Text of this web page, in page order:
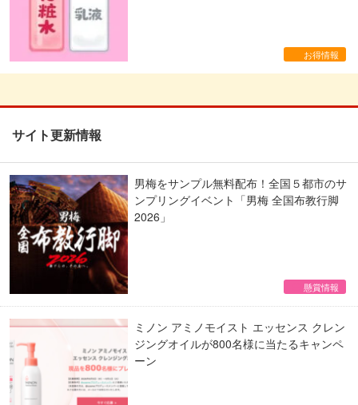
お得情報
サイト更新情報
男梅をサンプル無料配布！全国５都市のサ
ンプリングイベント「男梅 全国布教行脚
2026」
懸賞情報
ミノン アミノモイスト エッセンス クレン
ジングオイルが800名様に当たるキャンペ
ーン